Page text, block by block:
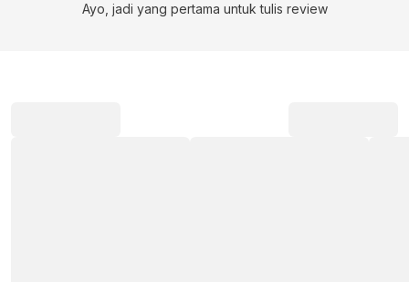
Ayo, jadi yang pertama untuk tulis review